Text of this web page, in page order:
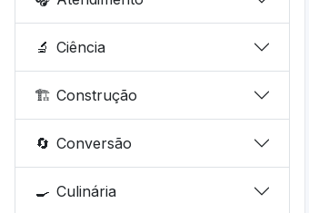
🔬 Ciência
🏗️ Construção
🔄 Conversão
🍳 Culinária